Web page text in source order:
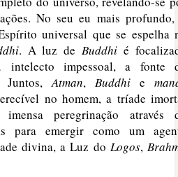
No seu eu mais
universal que se espelha
. A luz deBuddhi é
impessoal, a fonte
Juntos,Atman, Buddhi e
no homem, a tríade
peregrinação através
para emergir como um
divina, a Luz do Logos,